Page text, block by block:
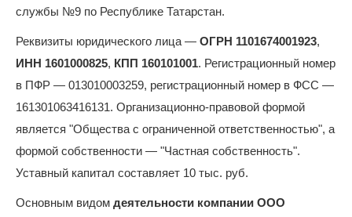
службы №9 по Республике Татарстан.
Реквизиты юридического лица — ОГРН 1101674001923,
ИНН 1601000825, КПП 160101001. Регистрационный номер
в ПФР — 013010003259, регистрационный номер в ФСС —
161301063416131. Организационно-правовой формой
является "Общества с ограниченной ответственностью", а
формой собственности — "Частная собственность".
Уставный капитал составляет 10 тыс. руб.
Основным видом деятельности компании ООО